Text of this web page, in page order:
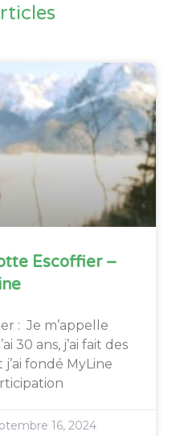
Escoffier –
: Je m’appelle
30 ans, j’ai fait des
fondé MyLine
16, 2024